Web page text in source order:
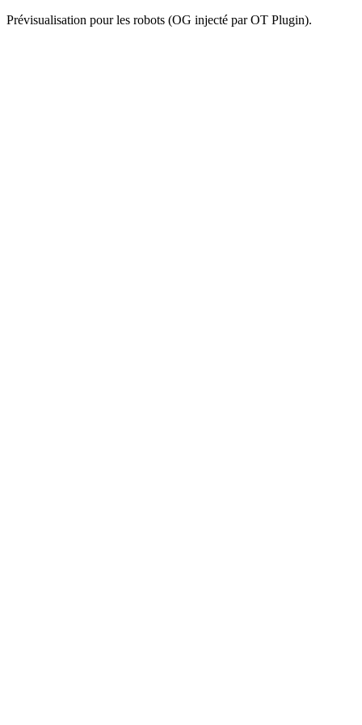
Prévisualisation pour les robots (OG injecté par OT Plugin).